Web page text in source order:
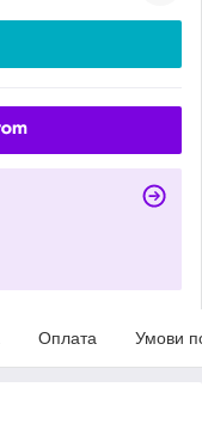
Оплата Умови